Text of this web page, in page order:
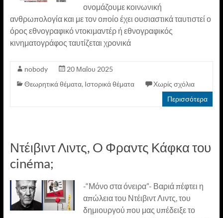
ονομάζουμε κοινωνική
ανθρωπολογία και με τον οποίο έχει ουσιαστικά ταυτιστεί ο
όρος εθνογραφικό ντοκιμαντέρ ή εθνογραφικός
κινηματογράφος ταυτίζεται χρονικά
nobody
20 Μαΐου 2025
Θεωρητικά θέματα, Ιστορικά θέματα
Χωρίς σχόλια
Περισσότερα
Ντέιβιντ Λιντς, O Φραντς Κάφκα του
cinéma;
-“Μόνο στα όνειρα”- Βαριά πέφτει η
απώλεια του Ντέιβιντ Λιντς, του
δημιουργού που μας υπέδειξε το